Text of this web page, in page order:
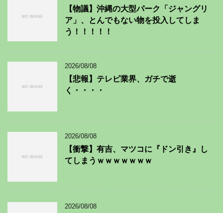
【物議】沖縄の大型パーク「ジャングリ
ア」、とんでもない物を投入してしま
う！！！！！
2026/08/08
【悲報】テレビ業界、ガチで逝
く・・・・
2026/08/08
【衝撃】有吉、マツコに『ドン引き』し
てしまうｗｗｗｗｗｗｗ
2026/08/08